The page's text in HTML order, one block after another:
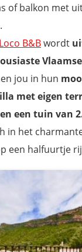
of balkon met
B&Bwordt
jou in hun
met eigen
een tuin van
in het
een halfuurtje